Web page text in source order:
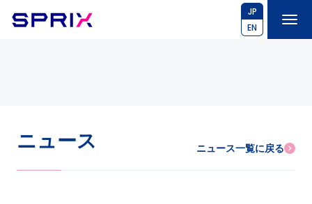
JP
EN
ニュース ニュース一覧に戻る